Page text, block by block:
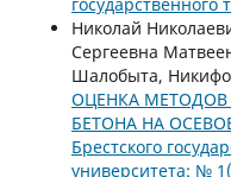
Николай
Сергеевна
Шалобыта,
ОЦЕНКА
БЕТОНА НА
Брестского
университета: №